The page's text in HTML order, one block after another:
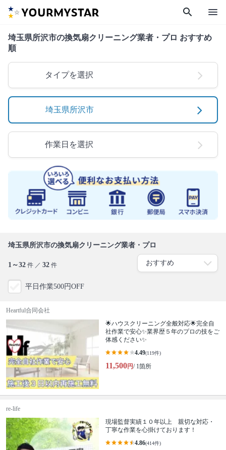
search menu
埼玉県所沢市の換気扇クリーニング業者・プロ おすすめ
順
タイプを選択
埼玉県所沢市
作業日を選択
埼玉県所沢市の換気扇クリーニング業者・プロ
1～32 件 ／ 32 件
平日作業500円OFF
Heartful合同会社
🌟ハウスクリーニング全般対応🌟完全自
社作業で安心✨業界歴５年のプロの技をご
体感ください✨
4.49(119件)
11,500円/ 1箇所
re-life
現場監督実績１０年以上 親切な対応・
丁寧な作業を心掛けております！
4.86(414件)